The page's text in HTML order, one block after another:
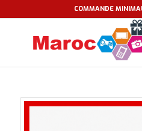
COMMANDE